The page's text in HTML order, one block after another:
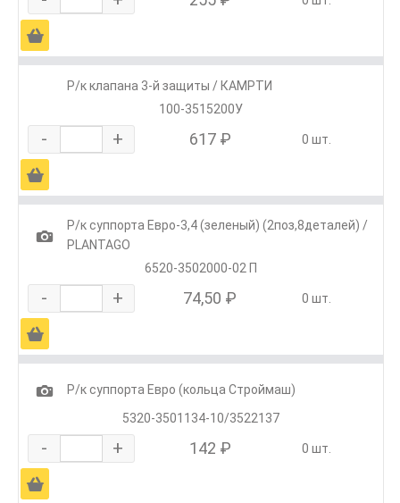
Ä
Р/к клапана 3-й защиты / КАМРТИ
100-3515200У
- + 617 ₽ 0 шт.
Ä
1
Р/к суппорта Евро-3,4 (зеленый) (2поз,8деталей) /
PLANTAGO
6520-3502000-02 П
- + 74,50 ₽ 0 шт.
Ä
1
Р/к суппорта Евро (кольца Строймаш)
5320-3501134-10/3522137
- + 142 ₽ 0 шт.
Ä